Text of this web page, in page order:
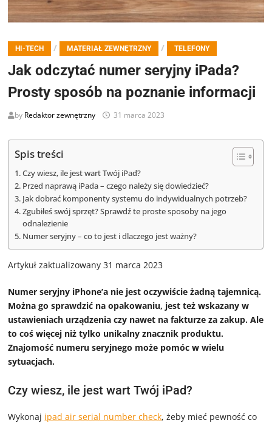
HI-TECH / MATERIAŁ ZEWNĘTRZNY / TELEFONY
Jak odczytać numer seryjny iPada?
Prosty sposób na poznanie informacji
by Redaktor zewnętrzny 31 marca 2023
Spis treści
Czy wiesz, ile jest wart Twój iPad?
Przed naprawą iPada – czego należy się dowiedzieć?
Jak dobrać komponenty systemu do indywidualnych potrzeb?
Zgubiłeś swój sprzęt? Sprawdź te proste sposoby na jego
odnalezienie
Numer seryjny – co to jest i dlaczego jest ważny?
Artykuł zaktualizowany 31 marca 2023
Numer seryjny iPhone’a nie jest oczywiście żadną tajemnicą.
Można go sprawdzić na opakowaniu, jest też wskazany w
ustawieniach urządzenia czy nawet na fakturze za zakup. Ale
to coś więcej niż tylko unikalny znacznik produktu.
Znajomość numeru seryjnego może pomóc w wielu
sytuacjach.
Czy wiesz, ile jest wart Twój iPad?
Wykonaj ipad air serial number check, żeby mieć pewność co